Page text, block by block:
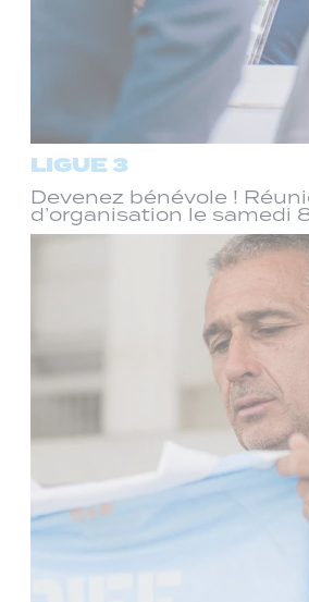
LIGUE 3
Devenez bénévole !
d’organisation le samedi